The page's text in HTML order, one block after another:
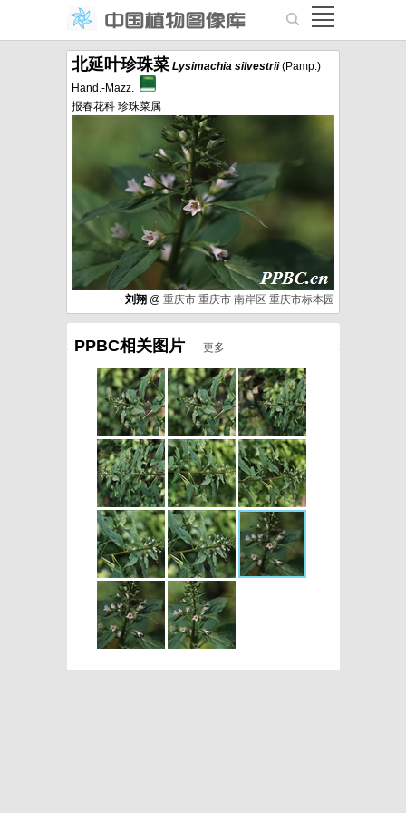
北延叶珍珠菜 Lysimachia silvestrii(Pamp.)
Hand.-Mazz.
报春花科 珍珠菜属
刘翔 @ 重庆市 重庆市 南岸区 重庆市标本园
PPBC相关图片 更多